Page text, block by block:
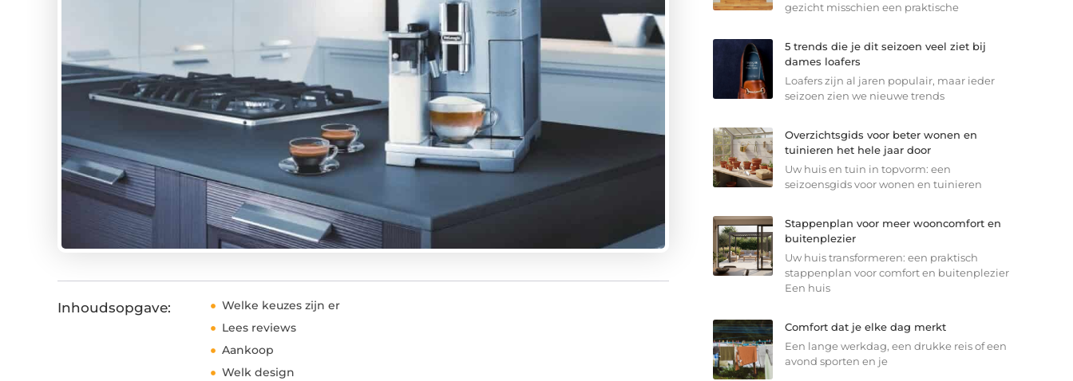
Inhoudsopgave:
Welke keuzes zijn er
Lees reviews
Aankoop
Welk design
gezicht misschien een praktische
5 trends die je dit seizoen veel ziet bij
dames loafers
Loafers zijn al jaren populair, maar ieder
seizoen zien we nieuwe trends
Overzichtsgids voor beter wonen en
tuinieren het hele jaar door
Uw huis en tuin in topvorm: een
seizoensgids voor wonen en tuinieren
Stappenplan voor meer wooncomfort en
buitenplezier
Uw huis transformeren: een praktisch
stappenplan voor comfort en buitenplezier
Een huis
Comfort dat je elke dag merkt
Een lange werkdag, een drukke reis of een
avond sporten en je